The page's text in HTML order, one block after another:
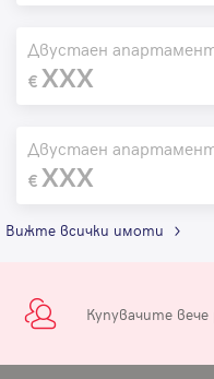
Двустаен
XXX
Двустаен
XXX
Вижте всички имоти
Купувачите